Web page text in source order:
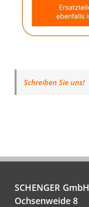
Schreiben Sie uns!
SCHENGER GmbH
Ochsenweide 8